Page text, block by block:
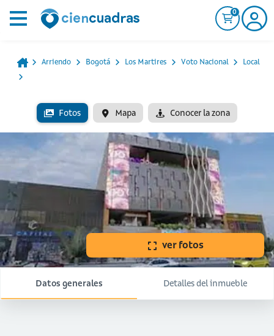
0
Arriendo Bogotá Los Martires Voto Nacional Local
Fotos Mapa Conocer la zona
ver fotos
Datos generales Detalles del inmueble